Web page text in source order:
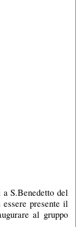
S.Benedetto del
presente il
al gruppo